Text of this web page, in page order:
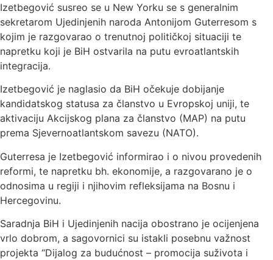
Izetbegović susreo se u New Yorku se s generalnim
sekretarom Ujedinjenih naroda Antonijom Guterresom s
kojim je razgovarao o trenutnoj političkoj situaciji te
napretku koji je BiH ostvarila na putu evroatlantskih
integracija.
Izetbegović je naglasio da BiH očekuje dobijanje
kandidatskog statusa za članstvo u Evropskoj uniji, te
aktivaciju Akcijskog plana za članstvo (MAP) na putu
prema Sjevernoatlantskom savezu (NATO).
Guterresa je Izetbegović informirao i o nivou provedenih
reformi, te napretku bh. ekonomije, a razgovarano je o
odnosima u regiji i njihovim refleksijama na Bosnu i
Hercegovinu.
Saradnja BiH i Ujedinjenih nacija obostrano je ocijenjena
vrlo dobrom, a sagovornici su istakli posebnu važnost
projekta “Dijalog za budućnost – promocija suživota i